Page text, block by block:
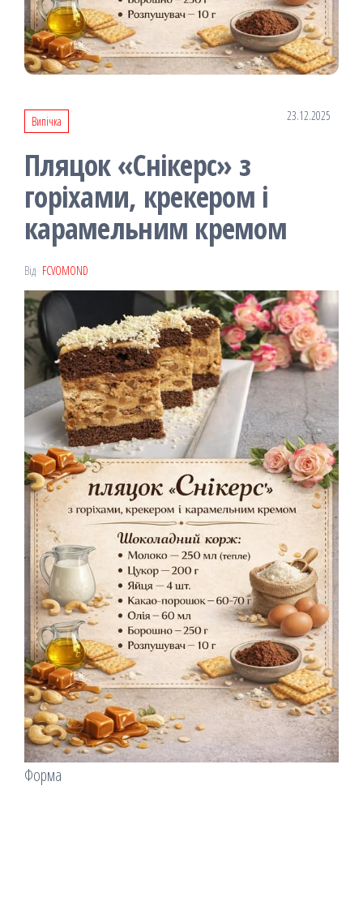
Випічка 23.12.2025
Пляцок «Снікерс» з
горіхами, крекером і
карамельним кремом
Від FCVOMOND
Форма